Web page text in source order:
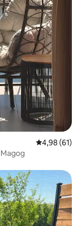
4,98 de uma
4,98 (61)